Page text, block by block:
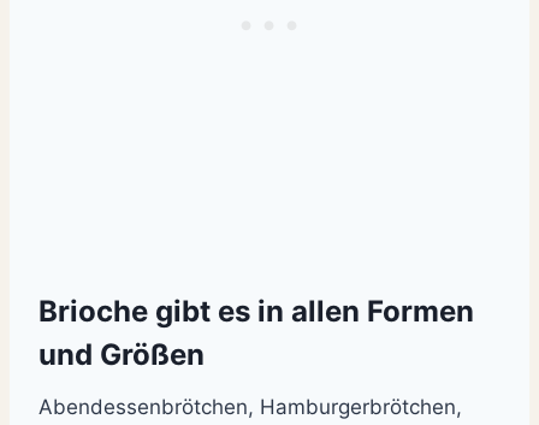
Brioche gibt es in allen Formen
und Größen
Abendessenbrötchen, Hamburgerbrötchen,